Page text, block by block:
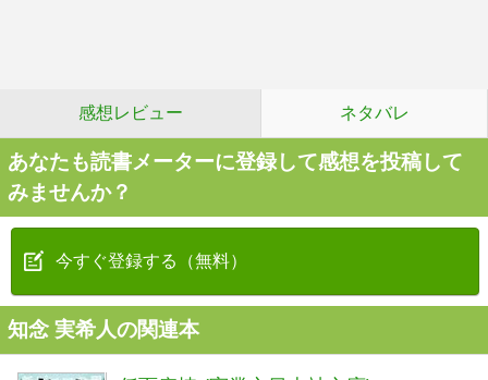
感想レビュー ネタバレ
あなたも読書メーターに登録して感想を投稿して
みませんか？
今すぐ登録する（無料）
知念 実希人の関連本